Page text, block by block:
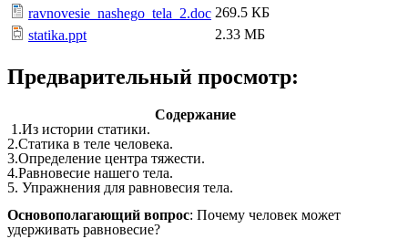
ravnovesie_nashego_tela_2.doc 269.5 КБ
statika.ppt
2.33 МБ
Предварительный просмотр:
Содержание
1.Из истории статики.
2.Статика в теле человека.
3.Определение центра тяжести.
4.Равновесие нашего тела.
5. Упражнения для равновесия тела.
Основополагающий вопрос: Почему человек может
удерживать равновесие?